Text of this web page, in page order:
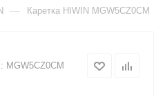
— Каретка HIWIN MGW5CZ0CM
MGW5CZ0CM